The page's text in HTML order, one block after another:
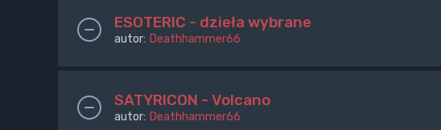
ESOTERIC - dzieła wybrane
autor: Deathhammer66
SATYRICON - Volcano
autor: Deathhammer66